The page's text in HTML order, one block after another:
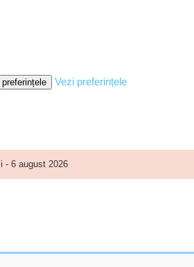
Vezi preferințele
- 6 august 2026